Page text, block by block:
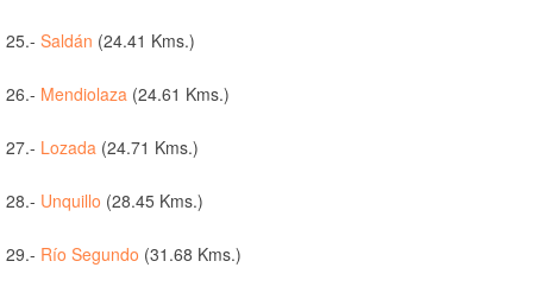
25.- Saldán (24.41 Kms.)
26.- Mendiolaza (24.61 Kms.)
27.- Lozada (24.71 Kms.)
28.- Unquillo (28.45 Kms.)
29.- Río Segundo (31.68 Kms.)